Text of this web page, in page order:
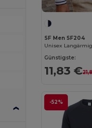
SF Men SF204
Unisex
Günstigste:
11,83 €
-52%